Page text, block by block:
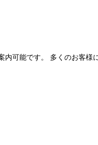
可能です。 多くのお客様